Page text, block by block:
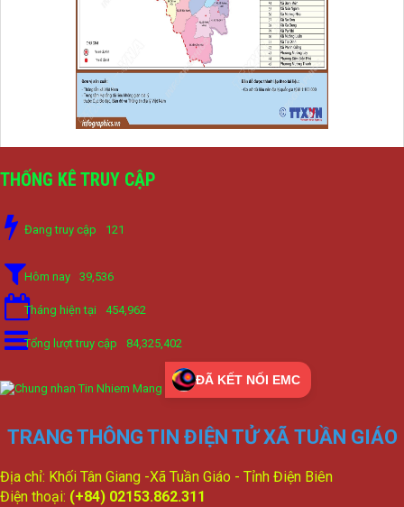
THỐNG KÊ TRUY CẬP
Đang truy cập 121
Hôm nay 39,536
Tháng hiện tại 454,962
Tổng lượt truy cập 84,325,402
ĐÃ KẾT NỐI EMC
TRANG THÔNG TIN ĐIỆN TỬ XÃ TUẦN GIÁO
Địa chỉ: Khối Tân Giang -Xã Tuần Giáo - Tỉnh Điện Biên
Điện thoại: (+84) 02153.862.311